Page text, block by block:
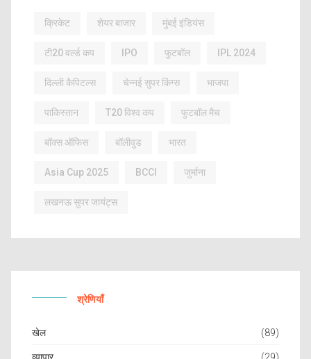
क्रिकेट शेयर बाजार मुंबई इंडियंस
टी20 वर्ल्ड कप IPO फुटबॉल IPL 2024
दिल्ली कैपिटल्स चेन्नई सुपर किंग्स भाजपा
पाकिस्तान T20 विश्व कप फुटबॉल मैच
बॉक्स ऑफिस बॉलीवुड भारत
Asia Cup 2025 BCCI जुर्माना
लखनऊ सुपर जायंट्स
श्रेणियाँ
खेल (89)